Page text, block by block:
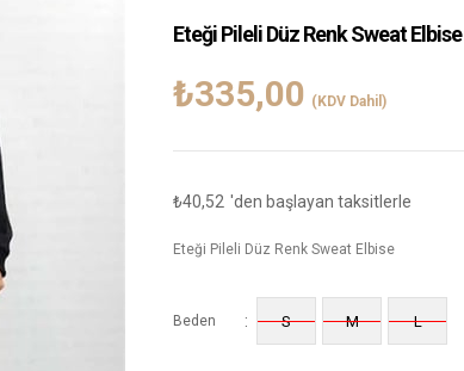
Eteği Pileli Düz Renk Sweat Elbise
₺335,00 (KDV Dahil)
₺40,52 'den başlayan taksitlerle
Eteği Pileli Düz Renk Sweat Elbise
Beden : S M L